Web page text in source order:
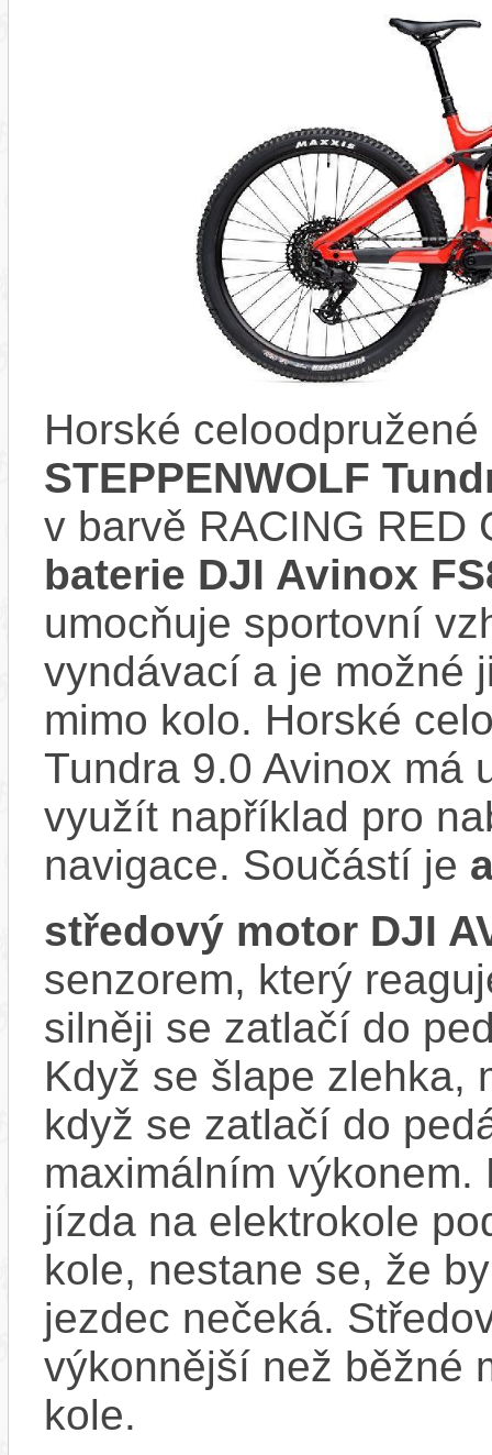
Horské
STEPPENWOLF
v barvě RACING RED
baterie DJI Avinox
umocňuje sportovní
vyndávací a je možné
mimo kolo. Horské
Tundra 9.0 Avinox má
využít například pro
navigace. Součástí je
středový motor DJI
senzorem, který
silněji se zatlačí do
Když se šlape zlehka,
když se zatlačí do
maximálním
jízda na elektrokole
kole, nestane se, že
jezdec nečeká.
výkonnější než běžné
kole.